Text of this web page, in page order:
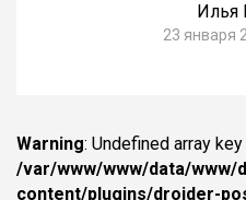
Илья
23 января
Warning: Undefined array
/var/www/www/data/www/
content/plugins/droider-